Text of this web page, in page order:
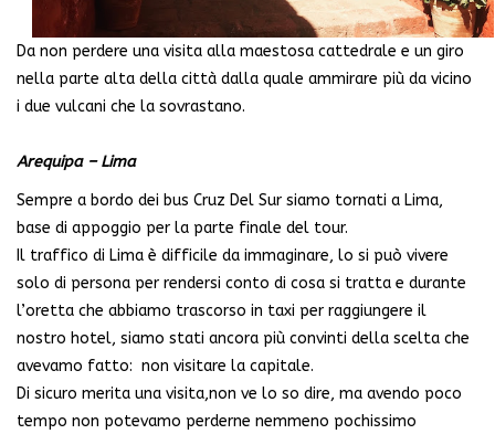
Da non perdere una visita alla maestosa cattedrale e un giro
nella parte alta della città dalla quale ammirare più da vicino
i due vulcani che la sovrastano.
Arequipa – Lima
Sempre a bordo dei bus Cruz Del Sur siamo tornati a Lima,
base di appoggio per la parte finale del tour.
Il traffico di Lima è difficile da immaginare, lo si può vivere
solo di persona per rendersi conto di cosa si tratta e durante
l’oretta che abbiamo trascorso in taxi per raggiungere il
nostro hotel, siamo stati ancora più convinti della scelta che
avevamo fatto: non visitare la capitale.
Di sicuro merita una visita,non ve lo so dire, ma avendo poco
tempo non potevamo perderne nemmeno pochissimo